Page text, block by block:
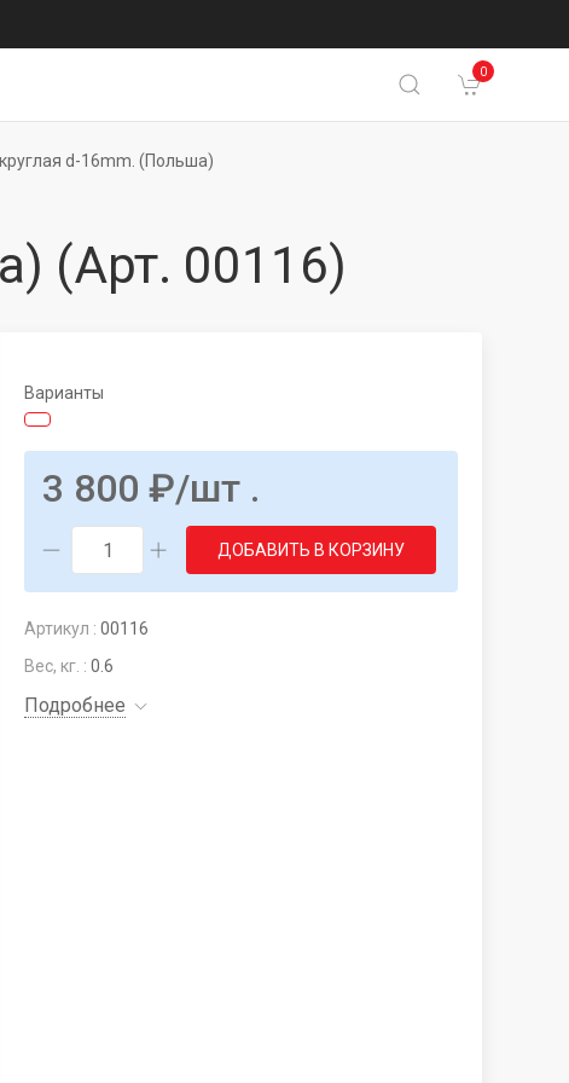
0
d-16mm. (Польша)
(Арт. 00116)
Варианты
3 800 ₽/шт .
ДОБАВИТЬ В КОРЗИНУ
Артикул :00116
Вес, кг. :0.6
Подробнее